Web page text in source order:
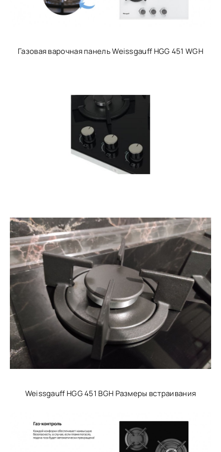
Газовая варочная панель Weissgauff HGG 451 WGH
Weissgauff HGG 451 BGH Размеры встраивания